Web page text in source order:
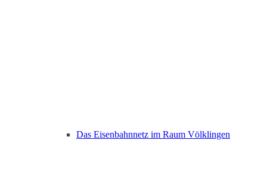
Das Eisenbahnnetz im Raum Völklingen